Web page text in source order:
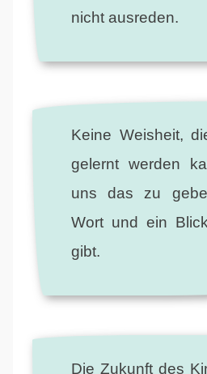
nicht ausreden.
Keine Weisheit,
gelernt werden
uns das zu
Wort und ein
gibt.
Die Zukunft des